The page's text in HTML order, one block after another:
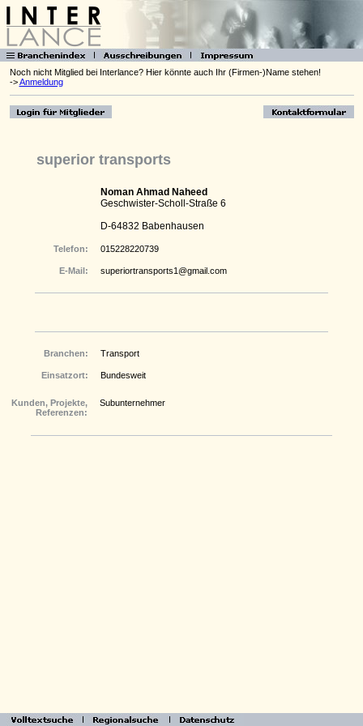
Noch nicht Mitglied bei Interlance? Hier könnte auch Ihr (Firmen-)Name stehen!
->Anmeldung
superior transports
Noman Ahmad Naheed
Geschwister-Scholl-Straße 6
D-64832 Babenhausen
Telefon: 015228220739
E-Mail: superiortransports1@gmail.com
Branchen: Transport
Einsatzort: Bundesweit
Kunden, Projekte,
Referenzen:
Subunternehmer